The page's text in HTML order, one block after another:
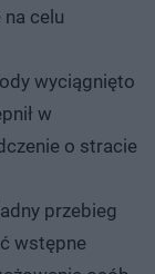
celu
wyciągnięto
w
o stracie
przebieg
wstępne